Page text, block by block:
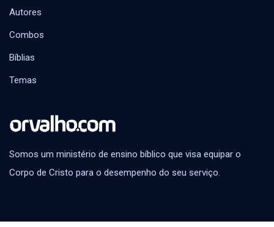
Somos um ministério de ensino bíblico que visa equipar o
Corpo de Cristo para o desempenho do seu serviço.
Autores
Combos
Bíblias
Temas